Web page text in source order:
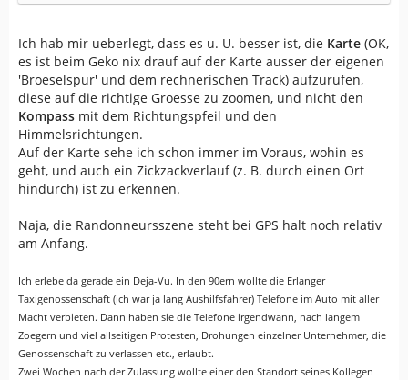
Ich hab mir ueberlegt, dass es u. U. besser ist, die Karte (OK,
es ist beim Geko nix drauf auf der Karte ausser der eigenen
'Broeselspur' und dem rechnerischen Track) aufzurufen,
diese auf die richtige Groesse zu zoomen, und nicht den
Kompass mit dem Richtungspfeil und den
Himmelsrichtungen.
Auf der Karte sehe ich schon immer im Voraus, wohin es
geht, und auch ein Zickzackverlauf (z. B. durch einen Ort
hindurch) ist zu erkennen.
Naja, die Randonneursszene steht bei GPS halt noch relativ
am Anfang.
Ich erlebe da gerade ein Deja-Vu. In den 90ern wollte die Erlanger
Taxigenossenschaft (ich war ja lang Aushilfsfahrer) Telefone im Auto mit aller
Macht verbieten. Dann haben sie die Telefone irgendwann, nach langem
Zoegern und viel allseitigen Protesten, Drohungen einzelner Unternehmer, die
Genossenschaft zu verlassen etc., erlaubt.
Zwei Wochen nach der Zulassung wollte einer den Standort seines Kollegen